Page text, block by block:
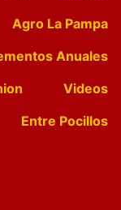
Agro La Pampa
Anuales
Videos
Entre Pocillos